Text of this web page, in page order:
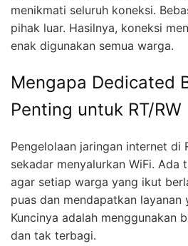
menikmati seluruh koneksi.
pihak luar. Hasilnya, koneksi
enak digunakan semua warga.
Mengapa Dedicated
Penting untuk RT/RW
Pengelolaan jaringan internet di
sekadar menyalurkan WiFi. Ada
agar setiap warga yang ikut
puas dan mendapatkan layanan
Kuncinya adalah menggunakan
dan tak terbagi.